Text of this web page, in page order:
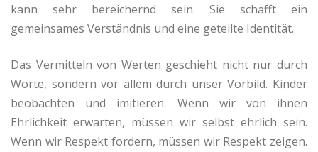
kann sehr bereichernd sein. Sie schafft ein
gemeinsames Verständnis und eine geteilte Identität.
Das Vermitteln von Werten geschieht nicht nur durch
Worte, sondern vor allem durch unser Vorbild. Kinder
beobachten und imitieren. Wenn wir von ihnen
Ehrlichkeit erwarten, müssen wir selbst ehrlich sein.
Wenn wir Respekt fordern, müssen wir Respekt zeigen.